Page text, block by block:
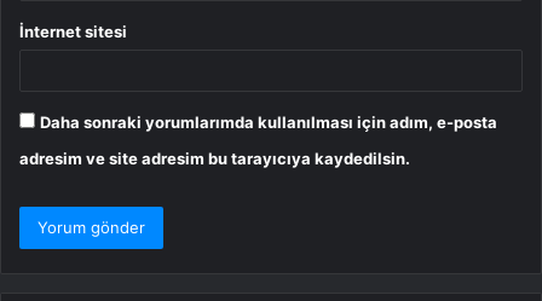
İnternet sitesi
Daha sonraki yorumlarımda kullanılması için adım, e-posta
adresim ve site adresim bu tarayıcıya kaydedilsin.